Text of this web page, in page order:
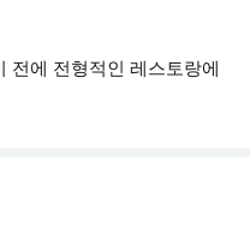
전에 전형적인 레스토랑에